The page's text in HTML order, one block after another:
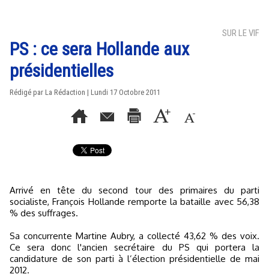
SUR LE VIF
PS : ce sera Hollande aux
présidentielles
Rédigé par La Rédaction | Lundi 17 Octobre 2011
Arrivé en tête du second tour des primaires du parti
socialiste, François Hollande remporte la bataille avec 56,38
% des suffrages.
Sa concurrente Martine Aubry, a collecté 43,62 % des voix.
Ce sera donc l'ancien secrétaire du PS qui portera la
candidature de son parti à l’élection présidentielle de mai
2012.